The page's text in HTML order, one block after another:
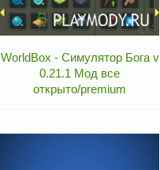
WorldBox - Симулятор Бога v
0.21.1 Мод все
открыто/premium